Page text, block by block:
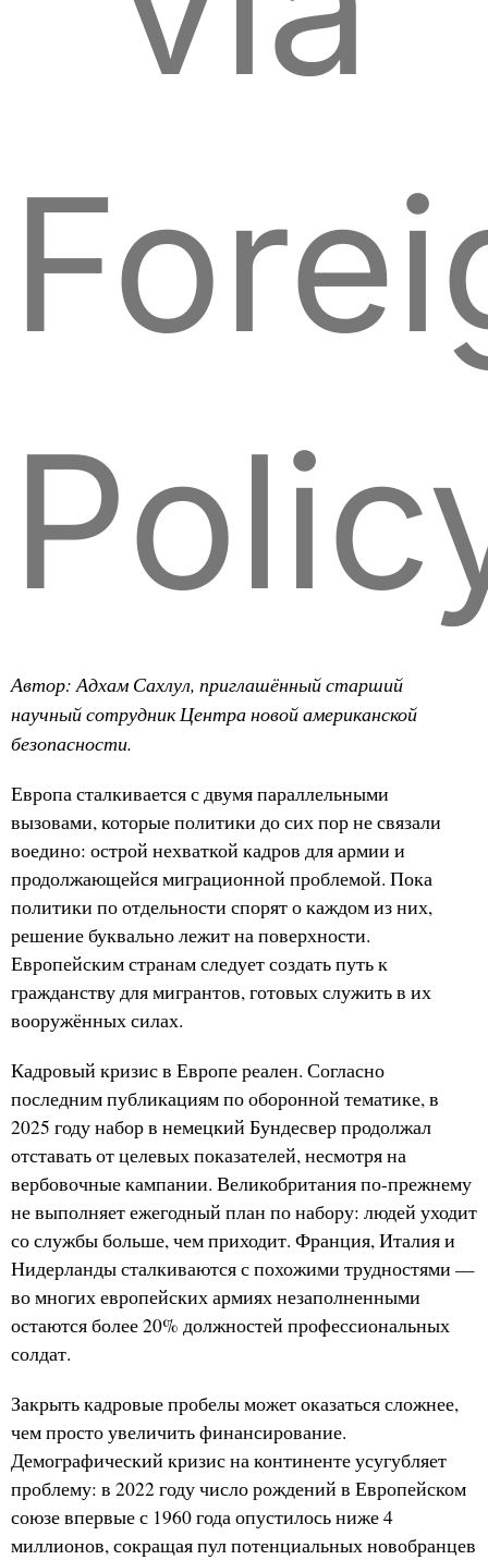
Автор: Адхам Сахлул, приглашённый старший
научный сотрудник Центра новой американской
безопасности.
Европа сталкивается с двумя параллельными
вызовами, которые политики до сих пор не связали
воедино: острой нехваткой кадров для армии и
продолжающейся миграционной проблемой. Пока
политики по отдельности спорят о каждом из них,
решение буквально лежит на поверхности.
Европейским странам следует создать путь к
гражданству для мигрантов, готовых служить в их
вооружённых силах.
Кадровый кризис в Европе реален. Согласно
последним публикациям по оборонной тематике, в
2025 году набор в немецкий Бундесвер продолжал
отставать от целевых показателей, несмотря на
вербовочные кампании. Великобритания по-прежнему
не выполняет ежегодный план по набору: людей уходит
со службы больше, чем приходит. Франция, Италия и
Нидерланды сталкиваются с похожими трудностями —
во многих европейских армиях незаполненными
остаются более 20% должностей профессиональных
солдат.
Закрыть кадровые пробелы может оказаться сложнее,
чем просто увеличить финансирование.
Демографический кризис на континенте усугубляет
проблему: в 2022 году число рождений в Европейском
союзе впервые с 1960 года опустилось ниже 4
миллионов, сокращая пул потенциальных новобранцев